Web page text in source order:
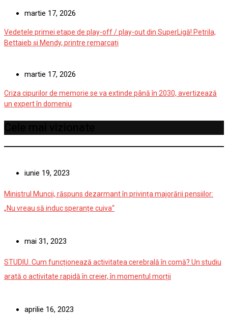
martie 17, 2026
Vedetele primei etape de play-off / play-out din SuperLigă! Petrila,
Bettaieb și Mendy, printre remarcați
martie 17, 2026
Criza cipurilor de memorie se va extinde până în 2030, avertizează
un expert în domeniu
iunie 19, 2023
Ministrul Muncii, răspuns dezarmant în privința majorării pensiilor:
„Nu vreau să induc speranţe cuiva“
mai 31, 2023
STUDIU. Cum funcționează activitatea cerebrală în comă? Un studiu
arată o activitate rapidă în creier, în momentul morții
aprilie 16, 2023